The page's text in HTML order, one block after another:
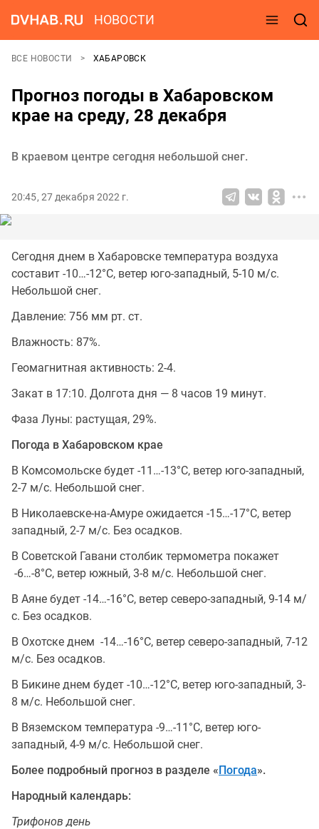
НОВОСТИ
ВСЕ НОВОСТИ ХАБАРОВСК
Прогноз погоды в Хабаровском
крае на среду, 28 декабря
В краевом центре сегодня небольшой снег.
20:45, 27 декабря 2022 г.
Сегодня днем в Хабаровске температура воздуха
составит -10…-12°C, ветер юго-западный, 5-10 м/с.
Небольшой снег.
Давление: 756 мм рт. ст.
Влажность: 87%.
Геомагнитная активность: 2-4.
Закат в 17:10. Долгота дня — 8 часов 19 минут.
Фаза Луны: растущая, 29%.
Погода в Хабаровском крае
В Комсомольске будет -11…-13°C, ветер юго-западный,
2-7 м/с. Небольшой снег.
В Николаевске-на-Амуре ожидается -15…-17°C, ветер
западный, 2-7 м/с. Без осадков.
В Советской Гавани столбик термометра покажет
-6…-8°C, ветер южный, 3-8 м/с. Небольшой снег.
В Аяне будет -14…-16°C, ветер северо-западный, 9-14 м/
с. Без осадков.
В Охотске днем -14…-16°C, ветер северо-западный, 7-12
м/с. Без осадков.
В Бикине днем будет -10…-12°C, ветер юго-западный, 3-
8 м/с. Небольшой снег.
В Вяземском температура -9…-11°C, ветер юго-
западный, 4-9 м/с. Небольшой снег.
Более подробный прогноз в разделе «Погода».
Народный календарь:
Трифонов день